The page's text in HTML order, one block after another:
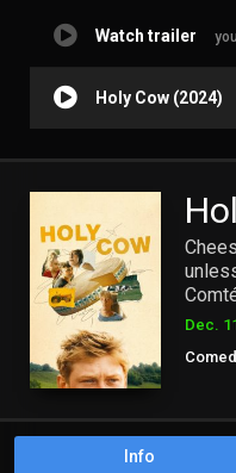
Watch trailer
Holy Cow (2024)
Dec.
Info